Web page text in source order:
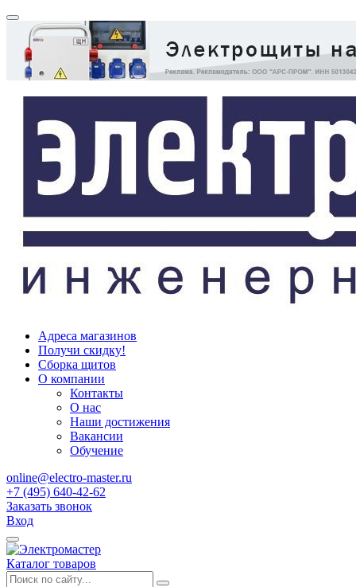
Адреса магазинов
Получи скидку!
Сборка щитов
О компании
Контакты
О нас
Наши достижения
Вакансии
Обучение
online@electro-master.ru
+7 (495) 640-42-62
Заказать звонок
Вход
Каталог товаров